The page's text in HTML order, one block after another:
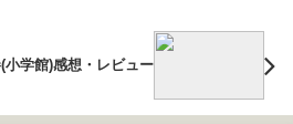
小学館)感想・レビュー